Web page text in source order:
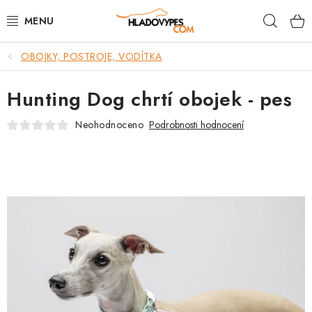
na
POTŘEBY PRO PSY
TAMI PŘEPRAVNÍ BOXY
SPORT SE PSEM
VĚRNOSTNÍ PROGRAM
ZNAČKY
OBOJKY, POSTROJE, VODÍTKA
Hunting Dog chrtí obojek - pes
Neohodnoceno Podrobnosti hodnocení